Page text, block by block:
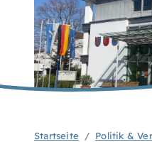
Startseite Politik &